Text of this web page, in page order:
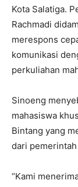
Kota Salatiga.
Rachmadi
merespons
komunikasi
perkuliahan
Sinoeng
mahasiswa
Bintang yang
dari
“Kami